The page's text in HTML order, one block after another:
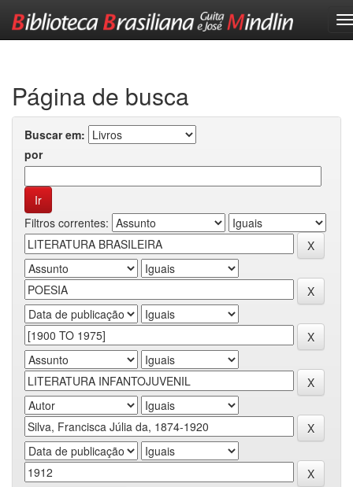
Página de busca
Buscar em:
por
Filtros correntes: